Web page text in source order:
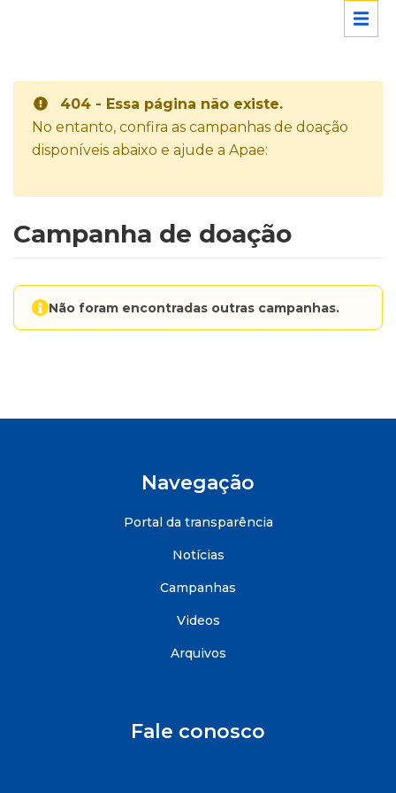
404 - Essa página não existe.
No entanto, confira as campanhas de doação
disponíveis abaixo e ajude a Apae:
Campanha de doação
Não foram encontradas outras campanhas.
Navegação
Portal da transparência
Notícias
Campanhas
Videos
Arquivos
Fale conosco